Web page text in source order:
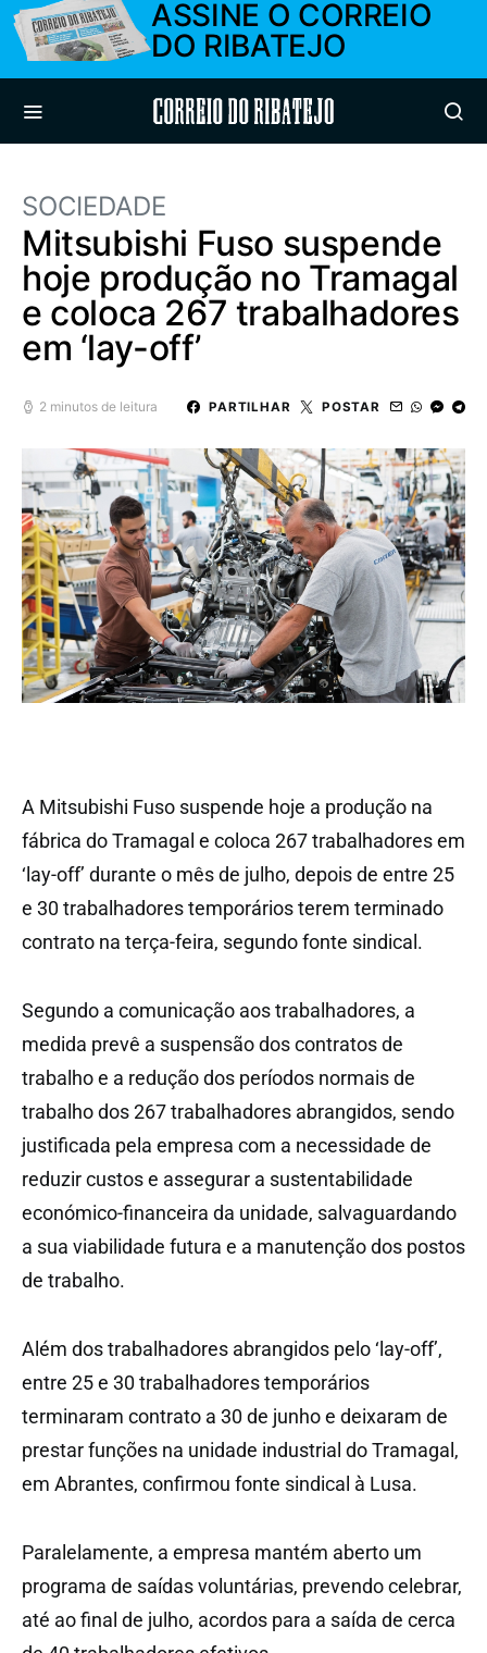
ASSINE O CORREIO
DO RIBATEJO
Correio do Ribatejo
SOCIEDADE
Mitsubishi Fuso suspende
hoje produção no Tramagal
e coloca 267 trabalhadores
em ‘lay-off’
2 minutos de leitura PARTILHAR POSTAR
A Mitsubishi Fuso suspende hoje a produção na
fábrica do Tramagal e coloca 267 trabalhadores em
‘lay-off’ durante o mês de julho, depois de entre 25
e 30 trabalhadores temporários terem terminado
contrato na terça-feira, segundo fonte sindical.
Segundo a comunicação aos trabalhadores, a
medida prevê a suspensão dos contratos de
trabalho e a redução dos períodos normais de
trabalho dos 267 trabalhadores abrangidos, sendo
justificada pela empresa com a necessidade de
reduzir custos e assegurar a sustentabilidade
económico-financeira da unidade, salvaguardando
a sua viabilidade futura e a manutenção dos postos
de trabalho.
Além dos trabalhadores abrangidos pelo ‘lay-off’,
entre 25 e 30 trabalhadores temporários
terminaram contrato a 30 de junho e deixaram de
prestar funções na unidade industrial do Tramagal,
em Abrantes, confirmou fonte sindical à Lusa.
Paralelamente, a empresa mantém aberto um
programa de saídas voluntárias, prevendo celebrar,
até ao final de julho, acordos para a saída de cerca